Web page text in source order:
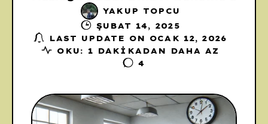
YAKUP TOPCU
ŞUBAT 14, 2025
LAST UPDATE ON OCAK 12, 2026
OKU: 1 DAKIKADAN DAHA AZ
4